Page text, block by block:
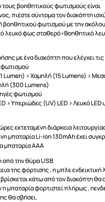
βοηθητικούς φωτισμούς είναι
πιέστε σύντομα τον διακόπτη
βοηθητικού φωτισμού με την
λευκό φως σταθερό>Βοηθητικό
με ένα διακόπτη που ελέγχει τις
φωτισμού
Lumen) > Χαμηλή (15 Lumens) >
(300 Lumens)
φωτισμού
> Υπεριώδες (UV) LED > Λευκό
εκτεταμένη διάρκεια
μπαταρία Li-ion 130mAh έχει
μπαταρία AAA
την θύρα USB
της φόρτισης , η μπλε ενδεικτική
κάτω από τον διακόπτη θα
μπαταρία φορτιστεί πλήρως ,
θα σβήσει.